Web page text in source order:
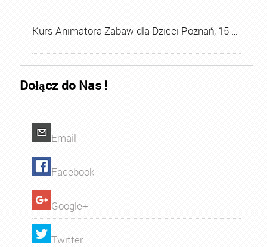
Kurs Animatora Zabaw dla Dzieci Poznań, 15 …
Dołącz do Nas !
Email
Facebook
Google+
Twitter